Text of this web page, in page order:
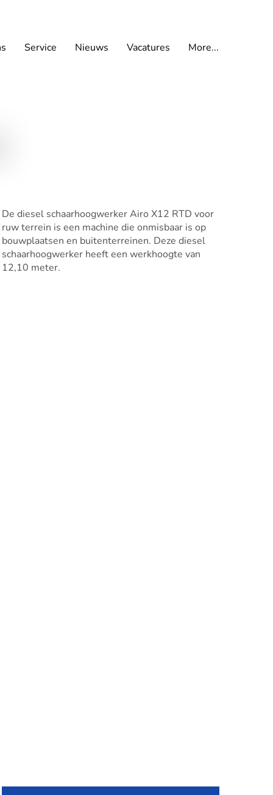
Service Nieuws Vacatures More...
De diesel schaarhoogwerker Airo X12 RTD voor
ruw terrein is een machine die onmisbaar is op
bouwplaatsen en buitenterreinen. Deze diesel
schaarhoogwerker heeft een werkhoogte van
12,10 meter.